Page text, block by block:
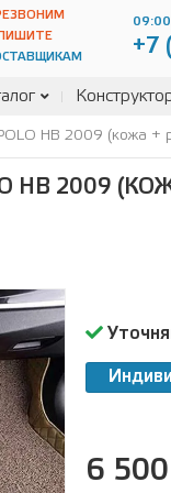
+7
HB 2009 (кожа +
HB 2009
6 500